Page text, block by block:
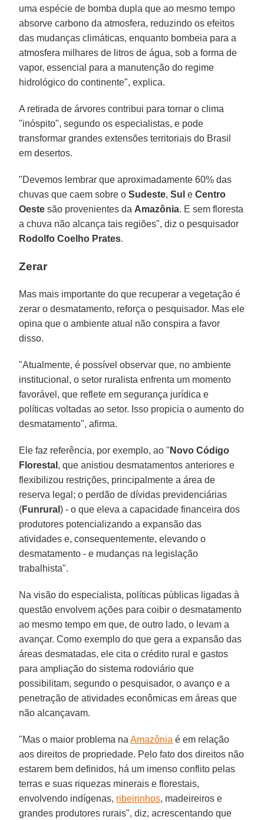
uma espécie de bomba dupla que ao mesmo tempo
absorve carbono da atmosfera, reduzindo os efeitos
das mudanças climáticas, enquanto bombeia para a
atmosfera milhares de litros de água, sob a forma de
vapor, essencial para a manutenção do regime
hidrológico do continente", explica.
A retirada de árvores contribui para tornar o clima
"inóspito", segundo os especialistas, e pode
transformar grandes extensões territoriais do Brasil
em desertos.
"Devemos lembrar que aproximadamente 60% das
chuvas que caem sobre oSudeste,Sul eCentro
Oeste são provenientes da Amazônia. E sem floresta
a chuva não alcança tais regiões", diz o pesquisador
Rodolfo Coelho Prates.
Zerar
Mas mais importante do que recuperar a vegetação é
zerar o desmatamento, reforça o pesquisador. Mas ele
opina que o ambiente atual não conspira a favor
disso.
"Atualmente, é possível observar que, no ambiente
institucional, o setor ruralista enfrenta um momento
favorável, que reflete em segurança jurídica e
políticas voltadas ao setor. Isso propicia o aumento do
desmatamento", afirma.
Ele faz referência, por exemplo, ao " Novo Código
Florestal , que anistiou desmatamentos anteriores e
flexibilizou restrições, principalmente a área de
reserva legal; o perdão de dívidas previdenciárias
(Funrural) - o que eleva a capacidade financeira dos
produtores potencializando a expansão das
atividades e, consequentemente, elevando o
desmatamento - e mudanças na legislação
trabalhista".
Na visão do especialista, políticas públicas ligadas à
questão envolvem ações para coibir o desmatamento
ao mesmo tempo em que, de outro lado, o levam a
avançar. Como exemplo do que gera a expansão das
áreas desmatadas, ele cita o crédito rural e gastos
para ampliação do sistema rodoviário que
possibilitam, segundo o pesquisador, o avanço e a
penetração de atividades econômicas em áreas que
não alcançavam.
"Mas o maior problema naAmazônia é em relação
aos direitos de propriedade. Pelo fato dos direitos não
estarem bem definidos, há um imenso conflito pelas
terras e suas riquezas minerais e florestais,
envolvendo indígenas, ribeirinhos, madeireiros e
grandes produtores rurais", diz, acrescentando que